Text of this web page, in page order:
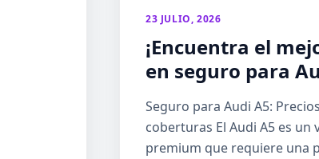
23 JULIO, 2026
¡Encuentra el
en seguro para
Seguro para Audi A5:
coberturas El Audi A5 es un
premium que requiere una